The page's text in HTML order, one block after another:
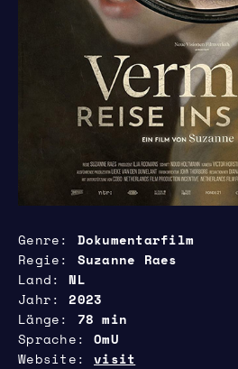
Genre
Dokumentarfilm
Regie
Suzanne Raes
Land
NL
Jahr
2023
Länge
78 min
Sprache
OmU
Website
visit